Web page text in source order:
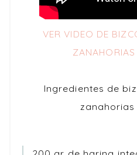
VER VIDEO DE
Ingredientes de